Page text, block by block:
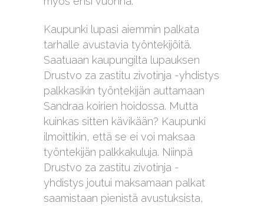
Kaupunki lupasi aiemmin palkata
tarhalle avustavia työntekijöitä.
Saatuaan kaupungilta lupauksen
Drustvo za zastitu zivotinja -yhdistys
palkkasikin työntekijän auttamaan
Sandraa koirien hoidossa. Mutta
kuinkas sitten kävikään? Kaupunki
ilmoittikin, että se ei voi maksaa
työntekijän palkkakuluja. Niinpä
Drustvo za zastitu zivotinja -
yhdistys joutui maksamaan palkat
saamistaan pienistä avustuksista,